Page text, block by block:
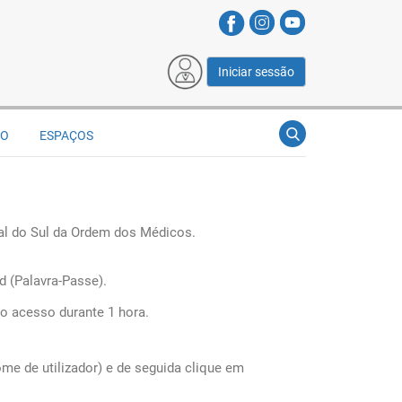
Iniciar sessão
ESPAÇOS
do Sul da Ordem dos Médicos.
(Palavra-Passe).
acesso durante 1 hora.
de utilizador) e de seguida clique em